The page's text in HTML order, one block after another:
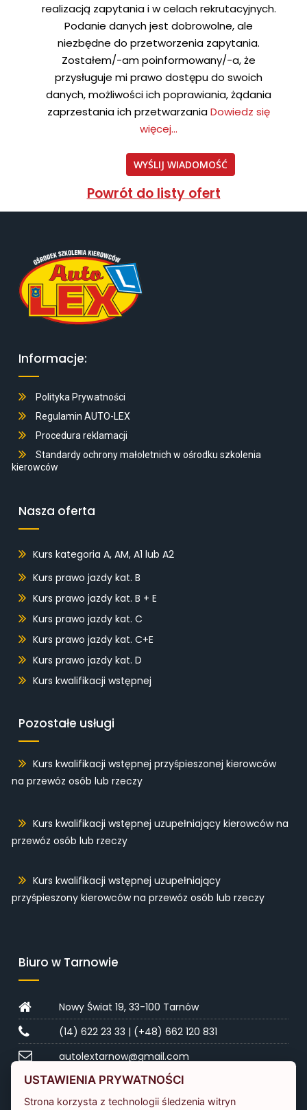
realizacją zapytania i w celach rekrutacyjnych.
Podanie danych jest dobrowolne, ale
niezbędne do przetworzenia zapytania.
Zostałem/-am poinformowany/-a, że
przysługuje mi prawo dostępu do swoich
danych, możliwości ich poprawiania, żądania
zaprzestania ich przetwarzaniaDowiedz się
więcej...
Powrót do listy ofert
Informacje:
Polityka Prywatności
Regulamin AUTO-LEX
Procedura reklamacji
Standardy ochrony małoletnich w ośrodku szkolenia
kierowców
Nasza oferta
Kurs kategoria A, AM, A1 lub A2
Kurs prawo jazdy kat. B
Kurs prawo jazdy kat. B + E
Kurs prawo jazdy kat. C
Kurs prawo jazdy kat. C+E
Kurs prawo jazdy kat. D
Kurs kwalifikacji wstępnej
Pozostałe usługi
Kurs kwalifikacji wstępnej przyśpieszonej kierowców
na przewóz osób lub rzeczy
Kurs kwalifikacji wstępnej uzupełniający kierowców na
przewóz osób lub rzeczy
Kurs kwalifikacji wstępnej uzupełniający
przyśpieszony kierowców na przewóz osób lub rzeczy
Biuro w Tarnowie
Nowy Świat 19, 33-100 Tarnów
(14) 622 23 33 | (+48) 662 120 831
autolextarnow@gmail.com
Biuro w Bochni
USTAWIENIA PRYWATNOŚCI
Strona korzysta z technologii śledzenia witryn